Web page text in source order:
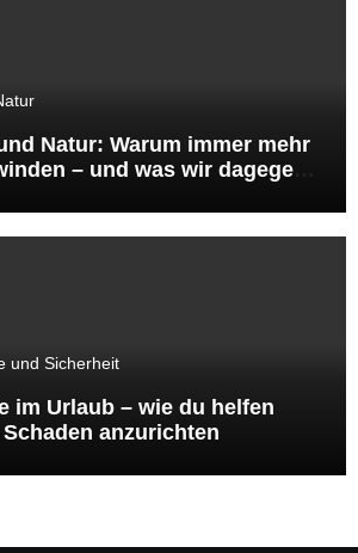
Natur: Warum immer mehr
– und was wir dagegen
und Sicherheit
im Urlaub – wie du helfen
anzurichten